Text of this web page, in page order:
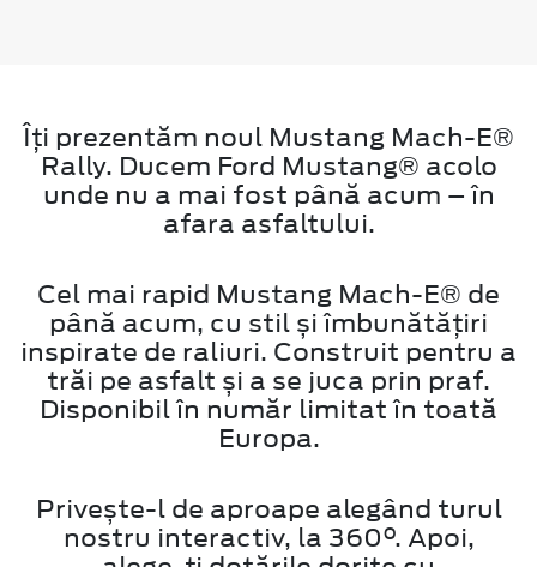
Îți prezentăm noul Mustang Mach-E®
Rally. Ducem Ford Mustang® acolo
unde nu a mai fost până acum – în
afara asfaltului.
Cel mai rapid Mustang Mach-E® de
până acum, cu stil și îmbunătățiri
inspirate de raliuri. Construit pentru a
trăi pe asfalt și a se juca prin praf.
Disponibil în număr limitat în toată
Europa.
Privește-l de aproape alegând turul
nostru interactiv, la 360°. Apoi,